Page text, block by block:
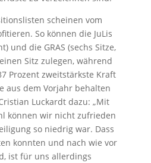
scheinen vom
So können die JuLis
und die GRAS (sechs Sitze,
Sitz zulegen, während
Prozent zweitstärkste Kraft
aus dem Vorjahr behalten
Luckardt dazu: „Mit
können wir nicht zufrieden
so niedrig war. Dass
konnten und nach wie vor
ist für uns allerdings